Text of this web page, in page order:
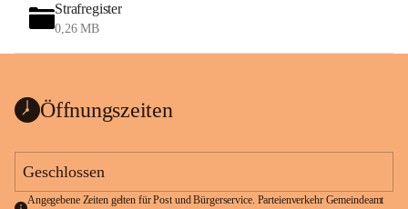
Strafregister
0,26 MB
Öffnungszeiten
Geschlossen
Angegebene Zeiten gelten für Post und Bürgerservice. Parteienverkehr Gemeindeamt